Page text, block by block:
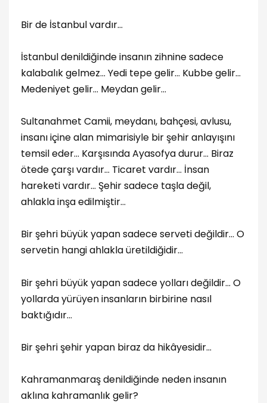
Bir de İstanbul vardır…
İstanbul denildiğinde insanın zihnine sadece
kalabalık gelmez… Yedi tepe gelir… Kubbe gelir…
Medeniyet gelir… Meydan gelir…
Sultanahmet Camii, meydanı, bahçesi, avlusu,
insanı içine alan mimarisiyle bir şehir anlayışını
temsil eder… Karşısında Ayasofya durur… Biraz
ötede çarşı vardır… Ticaret vardır… İnsan
hareketi vardır… Şehir sadece taşla değil,
ahlakla inşa edilmiştir…
Bir şehri büyük yapan sadece serveti değildir… O
servetin hangi ahlakla üretildiğidir…
Bir şehri büyük yapan sadece yolları değildir… O
yollarda yürüyen insanların birbirine nasıl
baktığıdır…
Bir şehri şehir yapan biraz da hikâyesidir…
Kahramanmaraş denildiğinde neden insanın
aklına kahramanlık gelir?